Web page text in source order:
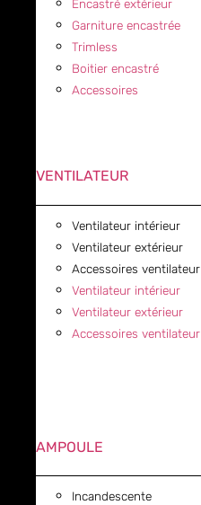
Encastré extérieur
Garniture encastrée
Trimless
Boitier encastré
Accessoires
VENTILATEUR
Ventilateur intérieur
Ventilateur extérieur
Accessoires ventilateur
Ventilateur intérieur
Ventilateur extérieur
Accessoires ventilateur
AMPOULE
Incandescente